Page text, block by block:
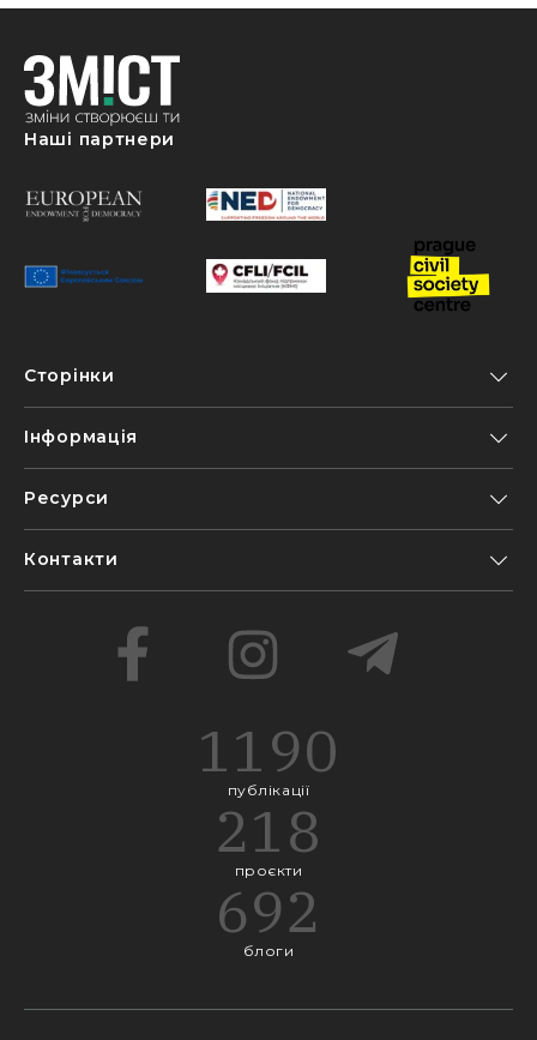
Наші партнери
Сторінки
Інформація
Ресурси
Контакти
1190
публікації
218
проєкти
692
блоги